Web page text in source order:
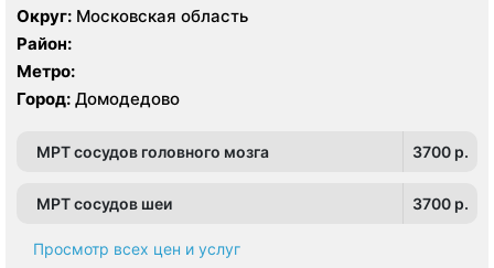
Округ: Московская область
Район:
Метро:
Город: Домодедово
МРТ сосудов головного мозга 3700 p.
МРТ сосудов шеи 3700 p.
Просмотр всех цен и услуг